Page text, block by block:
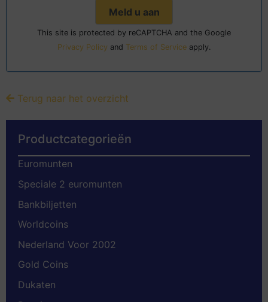
This site is protected by reCAPTCHA and the Google
Privacy Policy and Terms of Service apply.
Terug naar het overzicht
Productcategorieën
Euromunten
Speciale 2 euromunten
Bankbiljetten
Worldcoins
Nederland Voor 2002
Gold Coins
Dukaten